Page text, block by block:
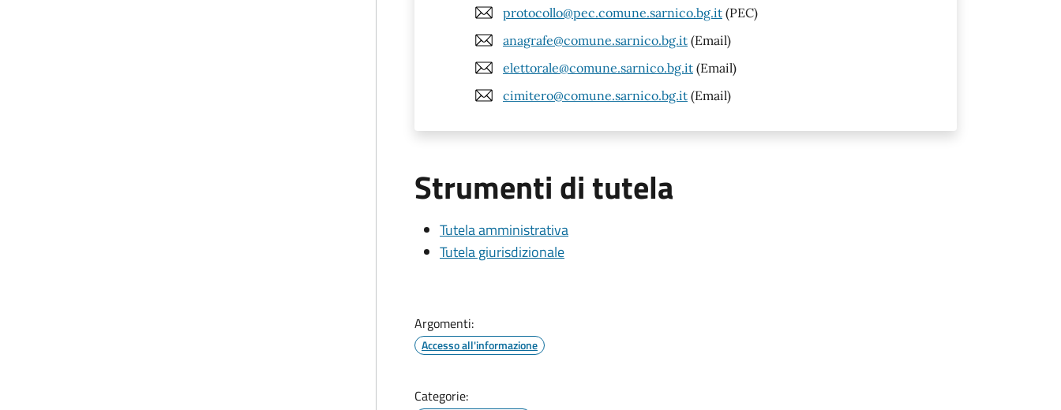
protocollo@pec.comune.sarnico.bg.it (PEC)
anagrafe@comune.sarnico.bg.it (Email)
elettorale@comune.sarnico.bg.it (Email)
cimitero@comune.sarnico.bg.it (Email)
Strumenti di tutela
Tutela amministrativa
Tutela giurisdizionale
Argomenti:
Accesso all'informazione
Categorie: